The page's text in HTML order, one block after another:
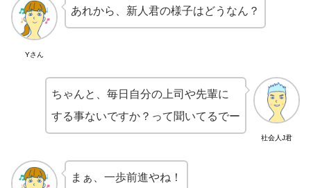
Yさん
あれから、新人君の様子はどうなん？
社会人J君
ちゃんと、毎日自分の上司や先輩に
する事ないですか？って聞いてるでー
まぁ、一歩前進やね！